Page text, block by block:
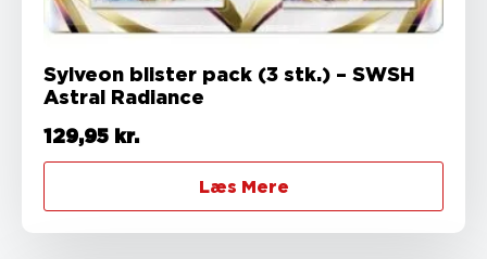
Sylveon blister pack (3 stk.) – SWSH
Astral Radiance
129,95 kr.
Læs Mere